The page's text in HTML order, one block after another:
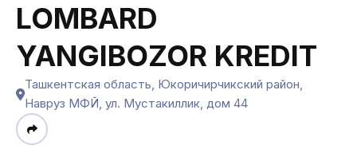
LOMBARD
YANGIBOZOR KREDIT
Ташкентская область, Юкоричирчикский район,
Навруз МФЙ, ул. Мустакиллик, дом 44